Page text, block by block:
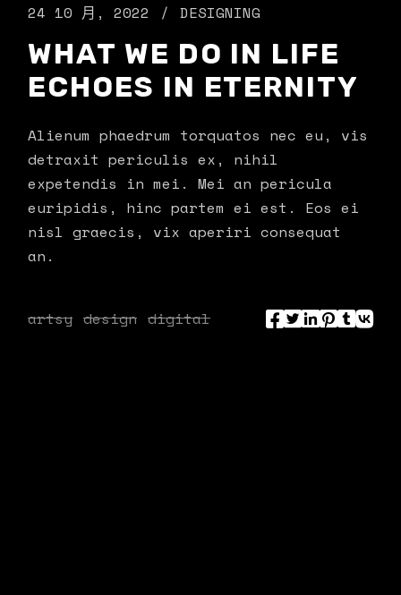
24 10 月, 2022 DESIGNING
WHAT WE DO IN LIFE
ECHOES IN ETERNITY
Alienum phaedrum torquatos nec eu, vis
detraxit periculis ex, nihil
expetendis in mei. Mei an pericula
euripidis, hinc partem ei est. Eos ei
nisl graecis, vix aperiri consequat
an.
artsy design digital